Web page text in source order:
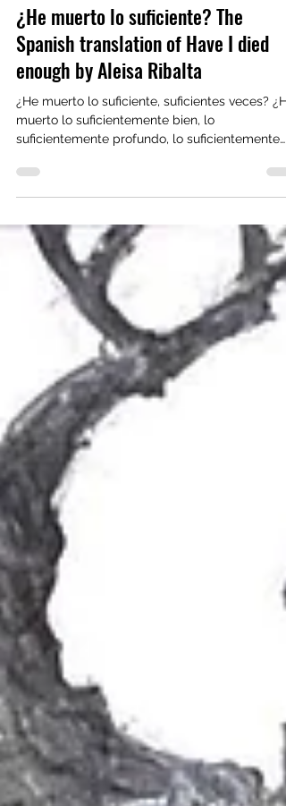
Sep 26, 2023 1 min read
¿He muerto lo suficiente? The
Spanish translation of Have I died
enough by Aleisa Ribalta
muerto lo suficientemente bien, lo
suficientemente profundo, lo suficientemente